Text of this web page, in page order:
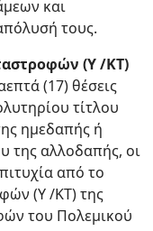
και
τους.
(Υ /ΚΤ)
(17) θέσεις
τίτλου
ημεδαπής ή
της αλλοδαπής, οι
από το
(Υ /ΚΤ) της
του Πολεμικού